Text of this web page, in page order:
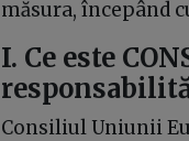
măsura, începând
I. Ce este
Consiliul Uniunii